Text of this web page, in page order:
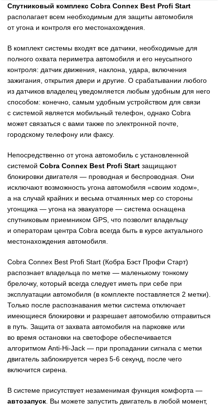
Спутниковый комплекс Cobra Connex Best Profi Start
располагает всем необходимым для защиты автомобиля
от угона и контроля его местонахождения.
В комплект системы входят все датчики, необходимые для
полного охвата периметра автомобиля и его неусыпного
контроля: датчик движения, наклона, удара, включения
зажигания, открытия двери и другие. О срабатывании любого
из датчиков владелец уведомляется любым удобным для него
способом: конечно, самым удобным устройством для связи
с системой является мобильный телефон, однако Cobra
может связаться с вами также по электронной почте,
городскому телефону или факсу.
Непосредственно от угона автомобиль с установленной
системой Cobra Connex Best Profi Start защищают
блокировки двигателя — проводная и беспроводная. Они
исключают возможность угона автомобиля «своим ходом»,
а на случай крайних и весьма отчаянных мер со стороны
угонщика — угона на эвакуаторе — система оснащена
спутниковым приемником GPS, что позволит владельцу
и операторам центра Cobra всегда быть в курсе актуального
местонахождения автомобиля.
Cobra Connex Best Profi Start (Кобра Бэст Профи Старт)
распознает владельца по метке — маленькому тонкому
брелочку, который всегда следует иметь при себе при
эксплуатации автомобиля (в комплекте поставляется 2 метки).
Только после распознавания метки система отключает
имеющиеся блокировки и разрешает автомобилю отправиться
в путь. Защита от захвата автомобиля на парковке или
во время остановки на светофоре обеспечивается
алгоритмом Anti-Hi-Jack — при пропадании сигнала с метки
двигатель заблокируется через 5-6 секунд, после чего
включится сирена.
В системе присутствует незаменимая функция комфорта —
автозапуск. Вы можете запустить двигатель в любой момент,